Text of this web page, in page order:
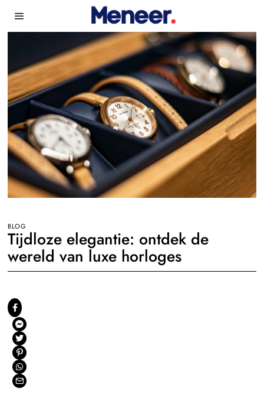
BLOG
Tijdloze elegantie: ontdek de
wereld van luxe horloges